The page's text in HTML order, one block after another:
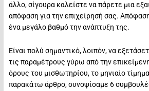
άλλο, σίγουρα καλείστε να πάρετε μια
απόφαση για την επιχείρησή σας.
ένα μεγάλο βαθμό την ανάπτυξη της.
Είναι πολύ σημαντικό, λοιπόν, να
τις παραμέτρους γύρω από την
όρους του μισθωτηρίου, το μηνιαίο
παρακάτω άρθρο, συνοψίσαμε 6